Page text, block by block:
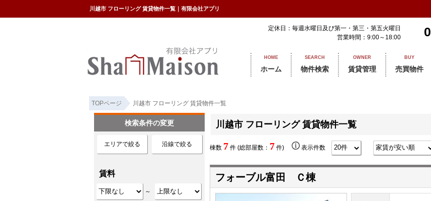
川越市 フローリング 賃貸物件一覧｜有限会社アプリ
定休日：毎週水曜日及び第一・第三・第五火曜日
営業時間：9:00～18:00
HOME
ホーム
SEARCH
物件検索
OWNER
賃貸管理
BUY
売買物件
TOPページ 川越市 フローリング 賃貸物件一覧
川越市 フローリング 賃貸物件一覧
棟数 7 件 (総部屋数： 7 件) 表示件数
フォーブル富田 Ｃ棟
検索条件の変更
エリアで絞る 沿線で絞る
賃料
～